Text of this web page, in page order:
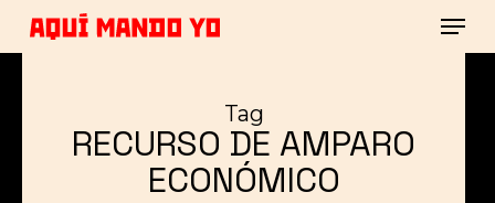
Skip
to
Tag
RECURSO DE AMPARO
ECONÓMICO